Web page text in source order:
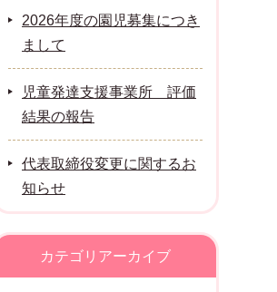
2026年度の園児募集につき
まして
児童発達支援事業所 評価
結果の報告
代表取締役変更に関するお
知らせ
カテゴリアーカイブ